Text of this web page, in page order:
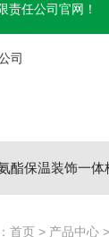
责任公司官网！
酯保温装饰一体
首页 > 产品中心 >